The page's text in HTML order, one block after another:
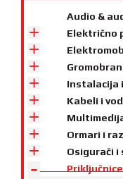
Audio &
Električno
Instalacija
Kabeli i
Ormari i
Osigurači i